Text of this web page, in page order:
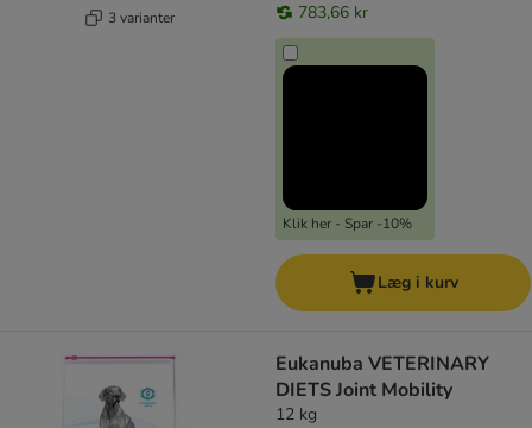
3 varianter 783,66 kr
Klik her - Spar -10%
Læg i kurv
Eukanuba VETERINARY
DIETS Joint Mobility
12 kg